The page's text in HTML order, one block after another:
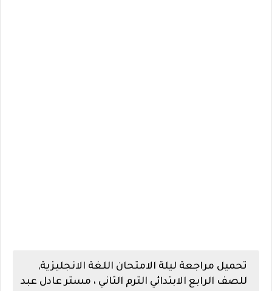
تحميل مراجعة ليلة الامتحان اللغة الانجليزية,
للصف الرابع الابتدائي الترم الثاني ، مستر عادل عبد